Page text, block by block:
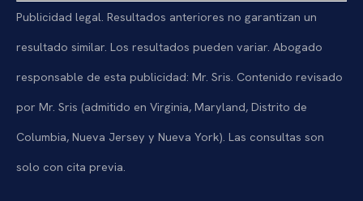
Publicidad legal. Resultados anteriores no garantizan un
resultado similar. Los resultados pueden variar. Abogado
responsable de esta publicidad: Mr. Sris. Contenido revisado
por Mr. Sris (admitido en Virginia, Maryland, Distrito de
Columbia, Nueva Jersey y Nueva York). Las consultas son
solo con cita previa.